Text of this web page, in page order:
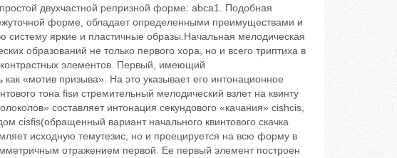
простой двухчастной репризной форме: abca1. Подобная
форме, обладает определенными преимуществами и
систему яркие и пластичные образы.Начальная мелодическая
образований не только первого хора, но и всего триптиха в
элементов. Первый, имеющий
«мотив призыва». На это указывает его интонационное
тона fisи стремительный мелодический взлет на квинту
‬составляет интонация секундового «качания» cis‬h‬cis,
cis‬fis(обращенный вариант начального квинтового скачка
исходную темутезис, но и проецируется на всю форму в
отражением первой. Ее первый элемент построен